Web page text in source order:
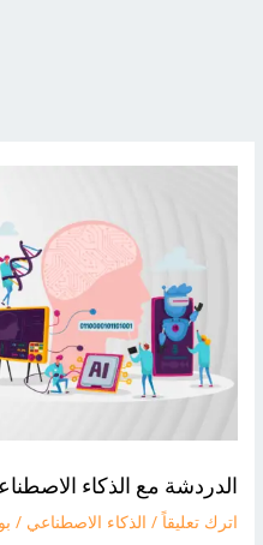
الدردشة مع الذكاء
اترك تعليقاً/ الذكاء الاصطناعي /